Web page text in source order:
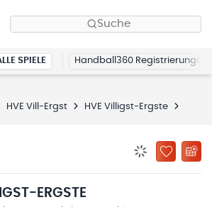
Suche
SPIELE Handball360 Registrierung
HVE Vill-Ergst HVE Villigst-Ergste
ZU
ERGSTE